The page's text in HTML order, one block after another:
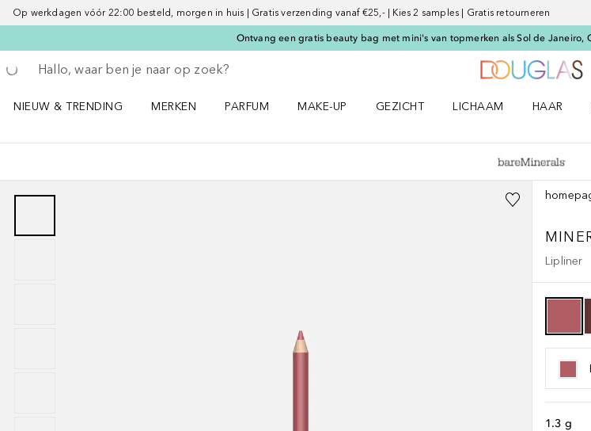
Op werkdagen vóór 22:00 besteld, morgen in huis | Gratis verzending vanaf €25,- | Kies 2 samples | Gratis retourneren
Ontvang een gratis beauty bag met mini's van topmerken als Sol de
Ga terug
Zoekopdracht uitvoeren
NIEUW & TRENDING
MERKEN
PARFUM
MAKE-UP
GEZICHT
LICHAAM
HAAR
Lipliner
1.3 g